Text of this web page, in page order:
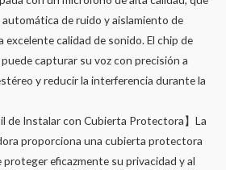
de ruido y aislamiento de
calidad de sonido. El chip de
capturar su voz con precisión a
y reducir la interferencia durante la
de Instalar con Cubierta Protectora】La
proporciona una cubierta protectora
eficazmente su privacidad y al